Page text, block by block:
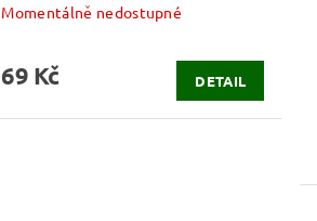
Momentálně nedostupné
69 Kč DETAIL